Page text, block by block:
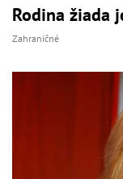
Rodina žiada
Zahraničné